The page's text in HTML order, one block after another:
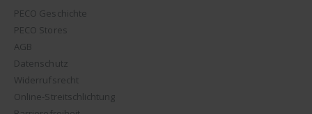
PECO Geschichte
PECO Stores
AGB
Datenschutz
Widerrufsrecht
Online-Streitschlichtung